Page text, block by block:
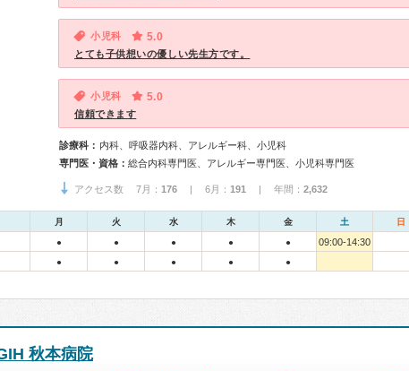
小児科 5.0
とても子供想いの優しい先生方です。
小児科 5.0
信頼できます
診療科： 内科、呼吸器内科、アレルギー科、小児科
専門医・資格： 総合内科専門医、アレルギー専門医、小児科専門医
アクセス数 7月： 176 | 6月： 191 | 年間： 2,632
月 火 水 木 金 土 日
● ● ● ● ● 09:00-14:30
● ● ● ● ●
秋本病院